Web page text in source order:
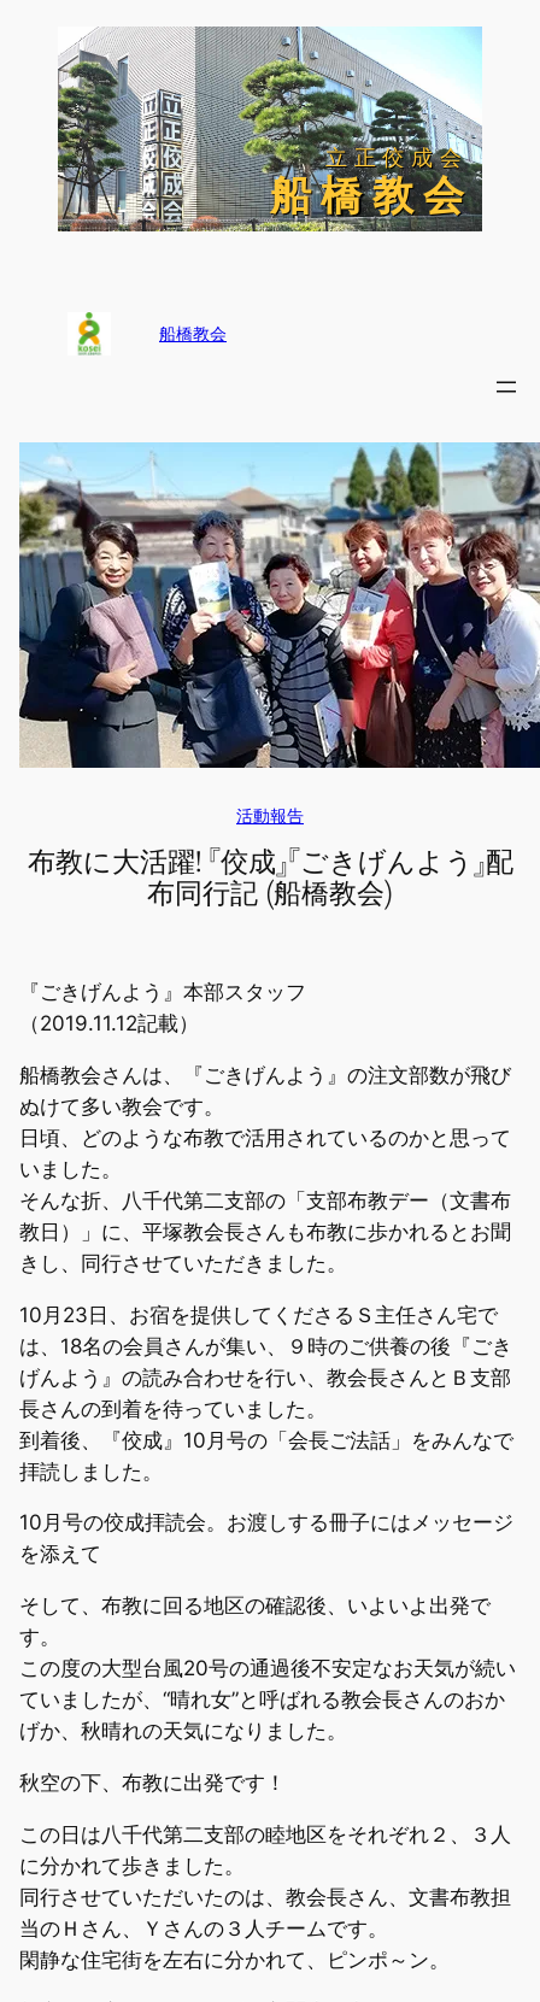
立正佼成会
立正佼成会
船 橋 教 会
船 橋 教 会
船橋教会
活動報告
布教に大活躍! 『佼成』『ごきげんよう』配
布同行記 (船橋教会)
『ごきげんよう』本部スタッフ
（2019.11.12記載）
船橋教会さんは、『ごきげんよう』の注文部数が飛び
ぬけて多い教会です。
日頃、どのような布教で活用されているのかと思って
いました。
そんな折、八千代第二支部の「支部布教デー（文書布
教日）」に、平塚教会長さんも布教に歩かれるとお聞
きし、同行させていただきました。
10月23日、お宿を提供してくださるＳ主任さん宅で
は、18名の会員さんが集い、９時のご供養の後『ごき
げんよう』の読み合わせを行い、教会長さんとＢ支部
長さんの到着を待っていました。
到着後、『佼成』10月号の「会長ご法話」をみんなで
拝読しました。
10月号の佼成拝読会。お渡しする冊子にはメッセージ
を添えて
そして、布教に回る地区の確認後、いよいよ出発で
す。
この度の大型台風20号の通過後不安定なお天気が続い
ていましたが、“晴れ女”と呼ばれる教会長さんのおか
げか、秋晴れの天気になりました。
秋空の下、布教に出発です！
この日は八千代第二支部の睦地区をそれぞれ２、３人
に分かれて歩きました。
同行させていただいたのは、教会長さん、文書布教担
当のＨさん、Ｙさんの３人チームです。
閑静な住宅街を左右に分かれて、ピンポ～ン。